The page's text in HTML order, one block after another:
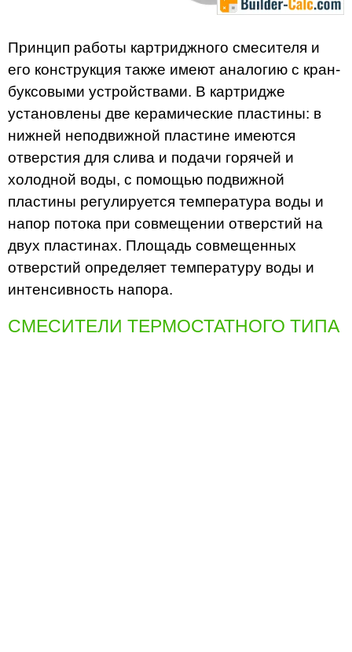
Принцип работы картриджного смесителя и
его конструкция также имеют аналогию с кран-
буксовыми устройствами. В картридже
установлены две керамические пластины: в
нижней неподвижной пластине имеются
отверстия для слива и подачи горячей и
холодной воды, с помощью подвижной
пластины регулируется температура воды и
напор потока при совмещении отверстий на
двух пластинах. Площадь совмещенных
отверстий определяет температуру воды и
интенсивность напора.
СМЕСИТЕЛИ ТЕРМОСТАТНОГО ТИПА